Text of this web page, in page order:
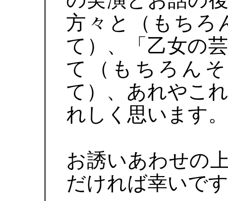
方々と（もちろ
て）、「乙女の
て（もちろん
て）、あれやこ
れしく思います。
お誘いあわせの
だければ幸いで